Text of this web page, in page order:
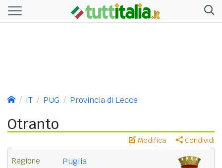
IT PUG Provincia di Lecce
Otranto
Modifica Condividi
Regione Puglia